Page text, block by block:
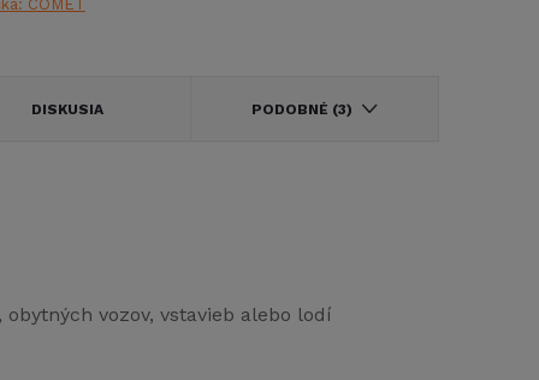
COMET
DISKUSIA PODOBNÉ (3)
vozov, vstavieb alebo lodí